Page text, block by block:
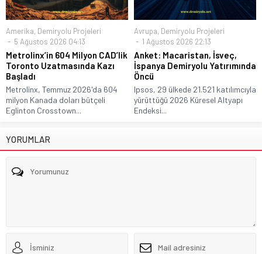
Amerika, Demiryolu Projeleri
5 Ağustos 2026 04:13
Metrolinx’in 604 Milyon CAD’lik
Toronto Uzatmasında Kazı
Başladı
Metrolinx, Temmuz 2026'da 604
milyon Kanada doları bütçeli
Eglinton Crosstown...
Avrupa, Demiryolu Projeleri
1 Ağustos 2026 22:13
Anket: Macaristan, İsveç,
İspanya Demiryolu Yatırımında
Öncü
Ipsos, 29 ülkede 21.521 katılımcıyla
yürüttüğü 2026 Küresel Altyapı
Endeksi...
YORUMLAR